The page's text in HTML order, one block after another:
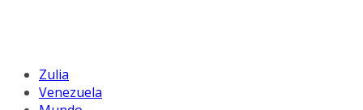
Zulia
Venezuela